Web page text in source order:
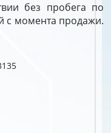
без пробега по
с момента продажи.